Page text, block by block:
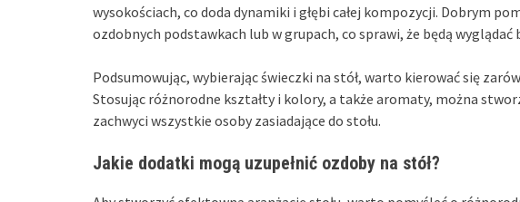
wysokościach, co doda dynamiki i głębi całej kompozycji. Dobrym
ozdobnych podstawkach lub w grupach, co sprawi, że będą
Podsumowując, wybierając świeczki na stół, warto kierować się
Stosując różnorodne kształty i kolory, a także aromaty, można
zachwyci wszystkie osoby zasiadające do stołu.
Jakie dodatki mogą uzupełnić ozdoby na stół?